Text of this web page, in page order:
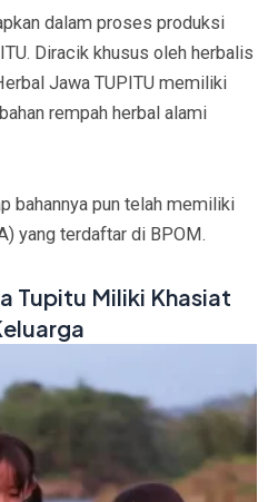
dalam proses produksi
Diracik khusus oleh herbalis
Jawa TUPITU memiliki
rempah herbal alami
bahannya pun telah memiliki
yang terdaftar di BPOM.
Tupitu Miliki Khasiat